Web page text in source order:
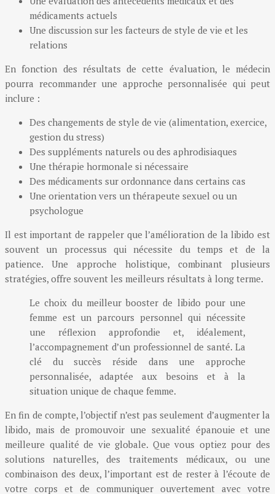
médicaments actuels
Une discussion sur les facteurs de style de vie et les
relations
En fonction des résultats de cette évaluation, le médecin
pourra recommander une approche personnalisée qui peut
inclure :
Des changements de style de vie (alimentation, exercice,
gestion du stress)
Des suppléments naturels ou des aphrodisiaques
Une thérapie hormonale si nécessaire
Des médicaments sur ordonnance dans certains cas
Une orientation vers un thérapeute sexuel ou un
psychologue
Il est important de rappeler que l’amélioration de la libido est
souvent un processus qui nécessite du temps et de la
patience. Une approche holistique, combinant plusieurs
stratégies, offre souvent les meilleurs résultats à long terme.
Le choix du meilleur booster de libido pour une
femme est un parcours personnel qui nécessite
une réflexion approfondie et, idéalement,
l’accompagnement d’un professionnel de santé. La
clé du succès réside dans une approche
personnalisée, adaptée aux besoins et à la
situation unique de chaque femme.
En fin de compte, l’objectif n’est pas seulement d’augmenter la
libido, mais de promouvoir une sexualité épanouie et une
meilleure qualité de vie globale. Que vous optiez pour des
solutions naturelles, des traitements médicaux, ou une
combinaison des deux, l’important est de rester à l’écoute de
votre corps et de communiquer ouvertement avec votre